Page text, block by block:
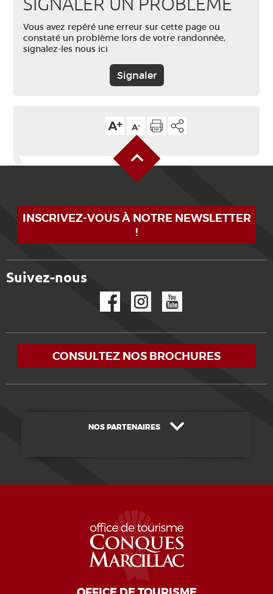
Vous avez repéré une erreur sur cette page ou
constaté un problème lors de votre randonnée,
signalez-les nous ici
Signaler
INSCRIVEZ-VOUS À NOTRE NEWSLETTER
!
Suivez-nous
CONSULTEZ NOS BROCHURES
NOS PARTENAIRES